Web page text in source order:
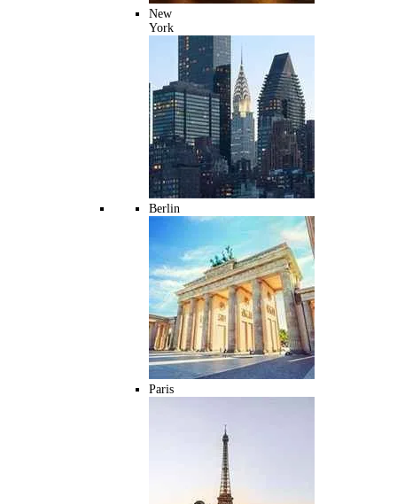
New
York
Berlin
Paris